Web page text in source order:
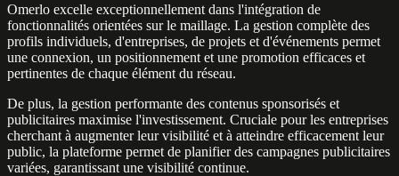
Omerlo excelle exceptionnellement dans l'intégration de
fonctionnalités orientées sur le maillage. La gestion complète des
profils individuels, d'entreprises, de projets et d'événements permet
une connexion, un positionnement et une promotion efficaces et
pertinentes de chaque élément du réseau.
De plus, la gestion performante des contenus sponsorisés et
publicitaires maximise l'investissement. Cruciale pour les entreprises
cherchant à augmenter leur visibilité et à atteindre efficacement leur
public, la plateforme permet de planifier des campagnes publicitaires
variées, garantissant une visibilité continue.